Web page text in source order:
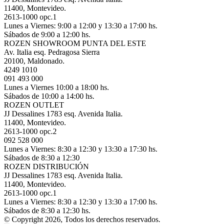
11400, Montevideo.
2613-1000 opc.1
Lunes a Viernes: 9:00 a 12:00 y 13:30 a 17:00 hs.
Sábados de 9:00 a 12:00 hs.
ROZEN SHOWROOM PUNTA DEL ESTE
Av. Italia esq. Pedragosa Sierra
20100, Maldonado.
4249 1010
091 493 000
Lunes a Viernes 10:00 a 18:00 hs.
Sábados de 10:00 a 14:00 hs.
ROZEN OUTLET
JJ Dessalines 1783 esq. Avenida Italia.
11400, Montevideo.
2613-1000 opc.2
092 528 000
Lunes a Viernes: 8:30 a 12:30 y 13:30 a 17:30 hs.
Sábados de 8:30 a 12:30
ROZEN DISTRIBUCIÓN
JJ Dessalines 1783 esq. Avenida Italia.
11400, Montevideo.
2613-1000 opc.1
Lunes a Viernes: 8:30 a 12:30 y 13:30 a 17:00 hs.
Sábados de 8:30 a 12:30 hs.
© Copyright 2026, Todos los derechos reservados.